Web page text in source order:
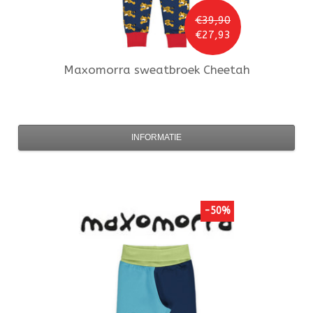
€39,90
€27,93
Maxomorra sweatbroek Cheetah
INFORMATIE
-50%